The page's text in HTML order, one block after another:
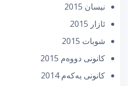
نیسان 2015
ئازار 2015
شوبات 2015
كانونی دووه‌م 2015
كانونی یه‌كه‌م 2014